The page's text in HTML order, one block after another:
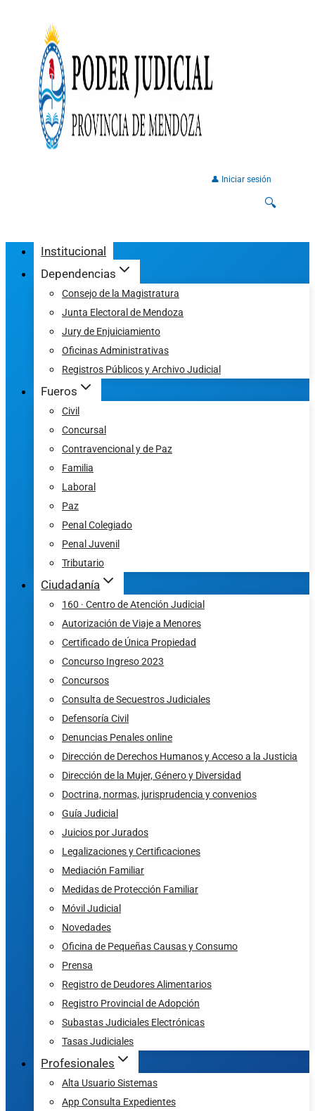
👤 Iniciar sesión
🔍
Institucional
Dependencias
Consejo de la Magistratura
Junta Electoral de Mendoza
Jury de Enjuiciamiento
Oficinas Administrativas
Registros Públicos y Archivo Judicial
Fueros
Civil
Concursal
Contravencional y de Paz
Familia
Laboral
Paz
Penal Colegiado
Penal Juvenil
Tributario
Ciudadanía
160 · Centro de Atención Judicial
Autorización de Viaje a Menores
Certificado de Única Propiedad
Concurso Ingreso 2023
Concursos
Consulta de Secuestros Judiciales
Defensoría Civil
Denuncias Penales online
Dirección de Derechos Humanos y Acceso a la Justicia
Dirección de la Mujer, Género y Diversidad
Doctrina, normas, jurisprudencia y convenios
Guía Judicial
Juicios por Jurados
Legalizaciones y Certificaciones
Mediación Familiar
Medidas de Protección Familiar
Móvil Judicial
Novedades
Oficina de Pequeñas Causas y Consumo
Prensa
Registro de Deudores Alimentarios
Registro Provincial de Adopción
Subastas Judiciales Electrónicas
Tasas Judiciales
Profesionales
Alta Usuario Sistemas
App Consulta Expedientes